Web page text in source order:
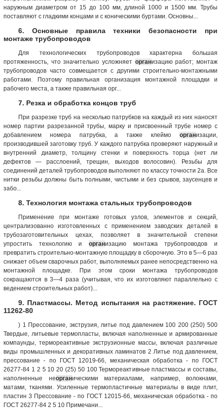
наружным диаметром от 15 до 100 мм, длиной 1000 и 1500 мм. Трубы
поставляют с гладкими концами и с коническими буртами. Основны...
6. Основные правила техники безопасности при
монтаже трубопроводов
Для технологических трубопроводов характерна большая
протяженность, что значительно усложняет организацию работ; монтаж
трубопроводов часто совмещается с другими строительно-монтажными
работами. Поэтому правильная организация монтажной площадки и
рабочего места, а также правильная орг...
7. Резка и обработка концов труб
При разрезке труб на несколько патрубков на каждый из них наносят
номер партии разрезанной трубы, марку и присвоенный трубе номер с
добавлением номера патрубка, а также клеймо организации,
производившей заготовку труб. У каждого патрубка проверяют наружный и
внутренний диаметр, толщину стенки и поверхность торца (нет ли
дефектов — расслоений, трещин, выходов волосовин). Резьбы для
соединений деталей трубопроводов выполняют по классу точности 2а. Все
нитки резьбы должны быть полными, чистыми и без срывов, заусенцев и
забо...
8. Технология монтажа стальных трубопроводов
Применение при монтаже готовых узлов, элементов и секций,
централизованно изготовленных с применением заводских деталей в
трубозаготовительных цехах, позволяет в значительной степени
упростить технологию и организацию монтажа трубопроводов и
превратить строительно-монтажную площадку в сборочную. Это в 5—6 раз
снижает объем сварочных работ, выполняемых ранее непосредственно на
монтажной площадке. При этом сроки монтажа трубопроводов
сокращаются в 3—4 раза (учитывая, что их изготовляют параллельно с
ведением строительных работ)...
9. Пластмассы. Метод испытания на растяжение. ГОСТ
11262-80
) 1 Прессование, экструзия, литье под давлением 100 200 (250) 500
Твердые, литьевые термопласты, включая наполненные и армированные
компаунды, термореактивные экструзионные массы, включая различные
виды промышленных и декоративных ламинатов 2 Литье под давлением,
прессование - по ГОСТ 12019-66, механическая обработка - по ГОСТ
26277-84 1 2 5 10 20 (25) 50 100 Термореактивные пластмассы и составы,
наполненные неорганическими материалами, например, волокнами,
матами, тканями. Усиленные термопластичные материалы в виде плит,
пластин 3 Прессование - по ГОСТ 12015-66, механическая обработка - по
ГОСТ 26277-84 2 5 10 Примечани...